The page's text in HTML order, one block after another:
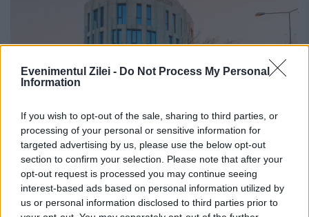
Evenimentul Zilei - Do Not Process My Personal
Information
If you wish to opt-out of the sale, sharing to third parties, or
processing of your personal or sensitive information for
targeted advertising by us, please use the below opt-out
section to confirm your selection. Please note that after your
opt-out request is processed you may continue seeing
interest-based ads based on personal information utilized by
us or personal information disclosed to third parties prior to
Blocul Nordis din cartierul Primăverii
Nordis Primăverii Boutique dispune de 4